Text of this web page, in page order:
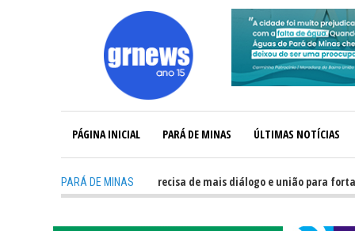
PÁGINA INICIAL PARÁ DE MINAS ÚLTIMAS NOTÍCIAS
PARÁ DE MINAS
GRNEWS TV: Política precisa de mais diálogo e união para